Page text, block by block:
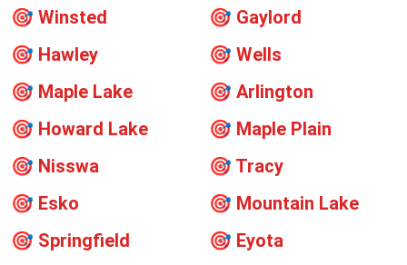
🎯 Winsted 🎯 Gaylord
🎯 Hawley 🎯 Wells
🎯 Maple Lake 🎯 Arlington
🎯 Howard Lake 🎯 Maple Plain
🎯 Nisswa 🎯 Tracy
🎯 Esko 🎯 Mountain Lake
🎯 Springfield 🎯 Eyota